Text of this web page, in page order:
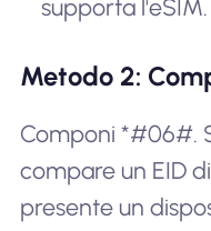
supporta l'eSIM.
Metodo 2:
Componi *#06#.
compare un EID
presente un